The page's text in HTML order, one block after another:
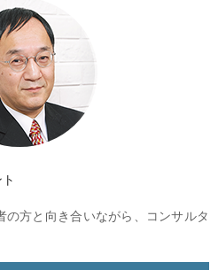
の方と向き合いながら、コンサルタ